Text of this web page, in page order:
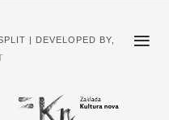
portret zamišljen kao
psiho-sferi od privatne
i najustrajnije teme svih
| DEVELOPED BY,